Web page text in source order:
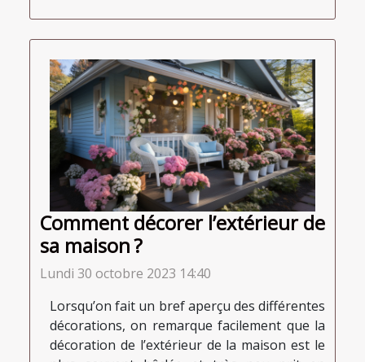
Comment décorer l’extérieur de
sa maison ?
Lundi 30 octobre 2023 14:40
Lorsqu’on fait un bref aperçu des différentes
décorations, on remarque facilement que la
décoration de l’extérieur de la maison est le